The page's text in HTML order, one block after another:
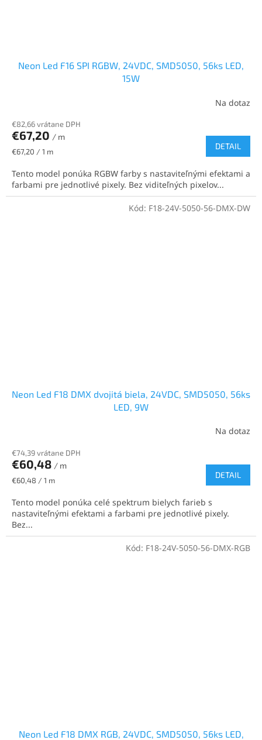
Neon Led F16 SPI RGBW, 24VDC, SMD5050, 56ks LED,
15W
Na dotaz
€82,66 vrátane DPH
€67,20 / m
Jednotková
€67,20 / 1 m
DETAIL
Tento model ponúka RGBW farby s nastaviteľnými efektami a
farbami pre jednotlivé pixely. Bez viditeľných pixelov...
Neon Led F18 DMX dvojitá biela, 24VDC, SMD5050, 56ks
LED, 9W
Na dotaz
€74,39 vrátane DPH
€60,48 / m
Jednotková
€60,48 / 1 m
DETAIL
Tento model ponúka celé spektrum bielych farieb s
nastaviteľnými efektami a farbami pre jednotlivé pixely.
Bez...
Kód: F18-24V-5050-56-DMX-DW
Neon Led F18 DMX RGB, 24VDC, SMD5050, 56ks LED,
Kód: F18-24V-5050-56-DMX-RGB